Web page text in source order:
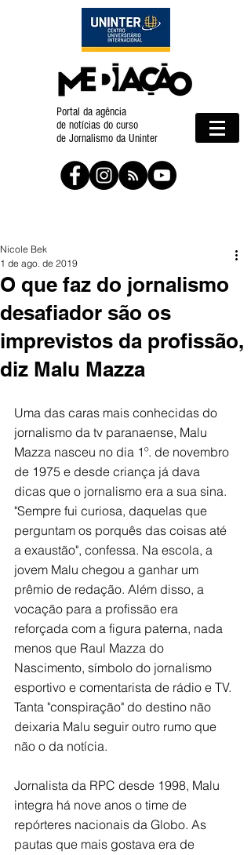
Portal da agência
de notícias do curso
de Jornalismo da Uninter
O que faz do jornalismo
desafiador são os
imprevistos da profissão,
diz Malu Mazza
Nicole Bek
1 de ago. de 2019
Uma das caras mais conhecidas do
jornalismo da tv paranaense, Malu
Mazza nasceu no dia 1º. de novembro
de 1975 e desde criança já dava
dicas que o jornalismo era a sua sina.
"Sempre fui curiosa, daquelas que
perguntam os porquês das coisas até
a exaustão", confessa. Na escola, a
jovem Malu chegou a ganhar um
prêmio de redação. Além disso, a
vocação para a profissão era
reforçada com a figura paterna, nada
menos que Raul Mazza do
Nascimento, símbolo do jornalismo
esportivo e comentarista de rádio e TV.
Tanta "conspiração" do destino não
deixaria Malu seguir outro rumo que
não o da notícia.
Jornalista da RPC desde 1998, Malu
integra há nove anos o time de
repórteres nacionais da Globo. As
pautas que mais gostava era de